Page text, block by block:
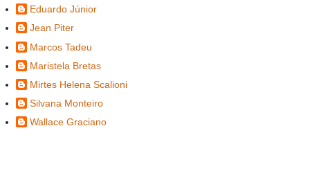
Eduardo Júnior
Jean Piter
Marcos Tadeu
Maristela Bretas
Mirtes Helena Scalioni
Silvana Monteiro
Wallace Graciano